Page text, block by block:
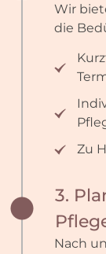
Wir
die
Zu
3.
Nach